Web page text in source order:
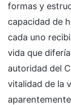
formas y
capacidad de
cada uno
vida que
autoridad del
vitalidad de la